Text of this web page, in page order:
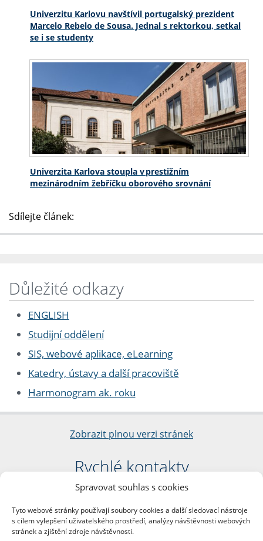
Spravovat souhlas s cookies
Tyto webové stránky používají soubory cookies a další sledovací nástroje
s cílem vylepšení uživatelského prostředí, analýzy návštěvnosti webových
stránek a zjištění zdroje návštěvnosti.
Univerzitu Karlovu navštívil portugalský prezident
Marcelo Rebelo de Sousa. Jednal s rektorkou, setkal
se i se studenty
Univerzita Karlova stoupla v prestižním
mezinárodním žebříčku oborového srovnání
Sdílejte článek:
Důležité odkazy
ENGLISH
Studijní oddělení
SIS, webové aplikace, eLearning
Katedry, ústavy a další pracoviště
Harmonogram ak. roku
Zobrazit plnou verzi stránek
Rychlé kontakty
Filozofická fakulta
nám. Jana Palacha 1/2
116 38 Praha 1